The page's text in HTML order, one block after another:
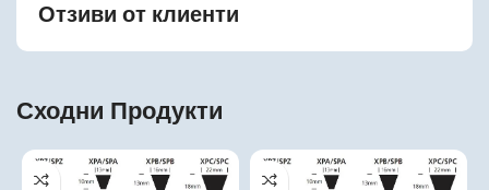
Отзиви от клиенти
Сходни Продукти